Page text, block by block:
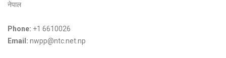
नेपाल
Phone: +1 6610026
Email: nwpp@ntc.net.np